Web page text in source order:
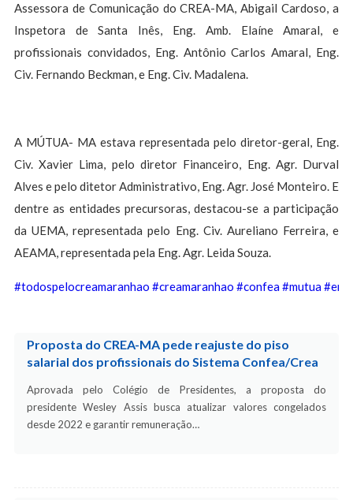
Assessora de Comunicação do CREA-MA, Abigail Cardoso, a
Inspetora de Santa Inês, Eng. Amb. Elaíne Amaral, e
profissionais convidados, Eng. Antônio Carlos Amaral, Eng.
Civ. Fernando Beckman, e Eng. Civ. Madalena.
A MÚTUA- MA estava representada pelo diretor-geral, Eng.
Civ. Xavier Lima, pelo diretor Financeiro, Eng. Agr. Durval
Alves e pelo ditetor Administrativo, Eng. Agr. José Monteiro. E
dentre as entidades precursoras, destacou-se a participação
da UEMA, representada pelo Eng. Civ. Aureliano Ferreira, e
AEAMA, representada pela Eng. Agr. Leida Souza.
#todospelocreamaranhao #creamaranhao #confea#mutua
Proposta do CREA-MA pede reajuste do piso
salarial dos profissionais do Sistema Confea/Crea
Aprovada pelo Colégio de Presidentes, a proposta do
presidente Wesley Assis busca atualizar valores congelados
desde 2022 e garantir remuneração…